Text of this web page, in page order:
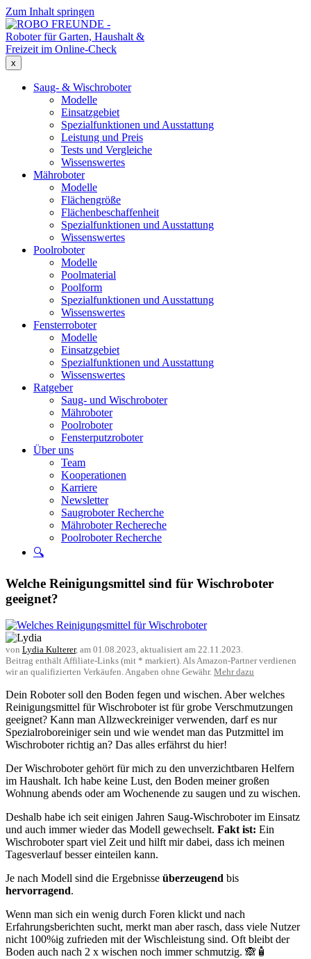
Zum Inhalt springen
x
Saug- & Wischroboter
Modelle
Einsatzgebiet
Spezialfunktionen und Ausstattung
Leistung und Preis
Tests und Vergleiche
Wissenswertes
Mähroboter
Modelle
Flächengröße
Flächenbeschaffenheit
Spezialfunktionen und Ausstattung
Wissenswertes
Poolroboter
Modelle
Poolmaterial
Poolform
Spezialfunktionen und Ausstattung
Wissenswertes
Fensterroboter
Modelle
Einsatzgebiet
Spezialfunktionen und Ausstattung
Wissenswertes
Ratgeber
Saug- und Wischroboter
Mähroboter
Poolroboter
Fensterputzroboter
Über uns
Team
Kooperationen
Karriere
Newsletter
Saugroboter Recherche
Mähroboter Rechereche
Poolroboter Recherche
🔍
Welche Reinigungsmittel sind für Wischroboter
geeignet?
von Lydia Kulterer, am 01.08.2023, aktualisiert am 22.11.2023.
Beitrag enthält Affiliate-Links (mit * markiert). Als Amazon-Partner verdienen
wir an qualifizierten Verkäufen. Angaben ohne Gewähr. Mehr dazu
Dein Roboter soll den Boden fegen und wischen. Aber welches
Reinigungsmittel für Wischroboter ist für grobe Verschmutzungen
geeignet? Kann man Allzweckreiniger verwenden, darf es nur
Spezialroboreiniger sein und wie wendet man das Putzmittel im
Wischroboter richtig an? Das alles erfährst du hier!
Der Wischroboter gehört für mich zu den unverzichtbaren Helfern
im Haushalt. Ich habe keine Lust, den Boden meiner großen
Wohnung abends oder am Wochenende zu saugen und zu wischen.
Deshalb habe ich seit einigen Jahren Saug-Wischroboter im Einsatz
und auch immer wieder das Modell gewechselt. Fakt ist: Ein
Wischroboter spart viel Zeit und hilft mir dabei, dass ich meinen
Tagesverlauf besser einteilen kann.
Je nach Modell sind die Ergebnisse überzeugend bis
hervorragend.
Wenn man sich ein wenig durch Foren klickt und nach
Erfahrungsberichten sucht, merkt man aber rasch, dass viele Nutzer
nicht 100%ig zufrieden mit der Wischleistung sind. Oft bleibt der
Boden auch nach 2 x wischen noch immer schmutzig. 🙈🧴